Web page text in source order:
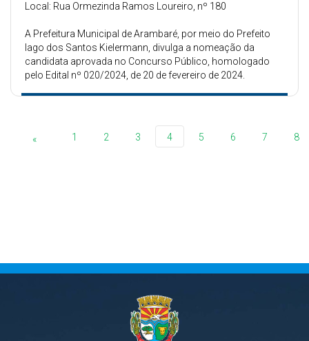
Local: Rua Ormezinda Ramos Loureiro, nº 180
A Prefeitura Municipal de Arambaré, por meio do Prefeito
Iago dos Santos Kielermann, divulga a nomeação da
candidata aprovada no Concurso Público, homologado
pelo Edital nº 020/2024, de 20 de fevereiro de 2024.
« 1 2 3 4 5 6 7 8